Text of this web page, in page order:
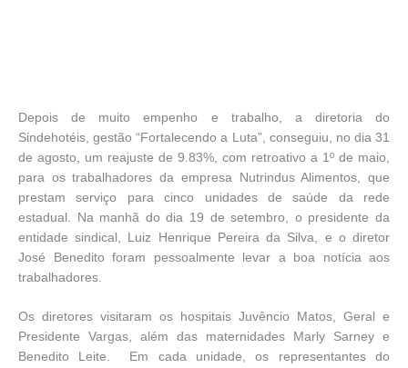
Depois de muito empenho e trabalho, a diretoria do
Sindehotéis, gestão “Fortalecendo a Luta”, conseguiu, no dia 31
de agosto, um reajuste de 9.83%, com retroativo a 1º de maio,
para os trabalhadores da empresa Nutrindus Alimentos, que
prestam serviço para cinco unidades de saúde da rede
estadual. Na manhã do dia 19 de setembro, o presidente da
entidade sindical, Luiz Henrique Pereira da Silva, e o diretor
José Benedito foram pessoalmente levar a boa notícia aos
trabalhadores.
Os diretores visitaram os hospitais Juvêncio Matos, Geral e
Presidente Vargas, além das maternidades Marly Sarney e
Benedito Leite. Em cada unidade, os representantes do